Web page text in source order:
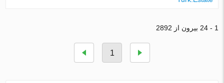
1 - 24 بیرون از 2892
1